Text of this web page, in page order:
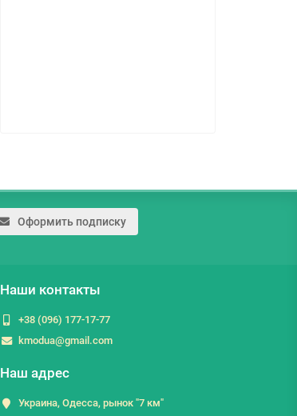
Оформить подписку
Наши контакты
+38 (096) 177-17-77
kmodua@gmail.com
Наш адрес
Украина, Одесса, рынок "7 км"